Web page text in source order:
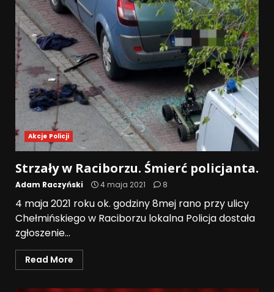
Akcje Policji
Strzały w Raciborzu. Śmierć policjanta.
Adam Raczyński 4 maja 2021 8
4 maja 2021 roku ok. godziny 8mej rano przy ulicy
Chełmińskiego w Raciborzu lokalna Policja dostała
zgłoszenie...
Read More